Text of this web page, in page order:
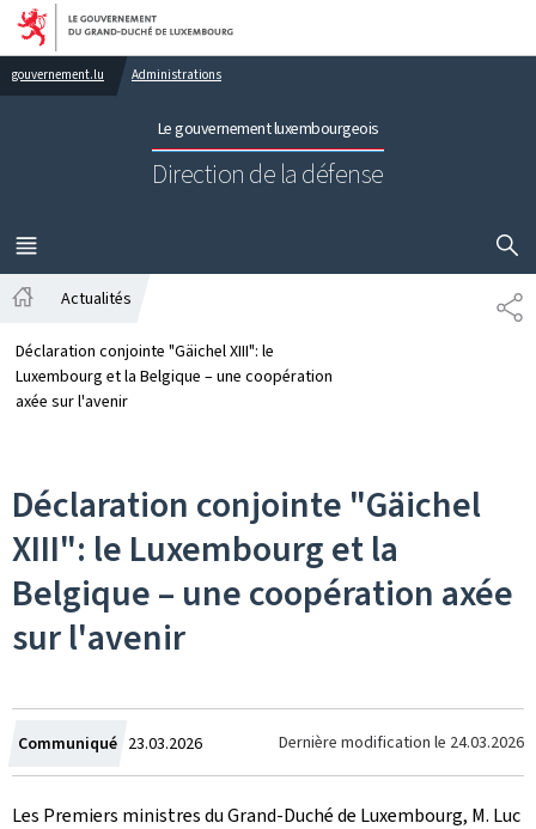
Aller au menu principal
Aller au contenu
gouvernement.lu Administrations
Le gouvernement luxembourgeois
Direction de la défense
MENU
PRINCIPAL
Actualités
Déclaration conjointe "Gäichel XIII": le
Luxembourg et la Belgique – une coopération
axée sur l'avenir
Déclaration conjointe "Gäichel
XIII": le Luxembourg et la
Belgique – une coopération axée
sur l'avenir
Communiqué Crée
le
23.03.2026 Dernière modification le 24.03.2026
Les Premiers ministres du Grand-Duché de Luxembourg, M. Luc